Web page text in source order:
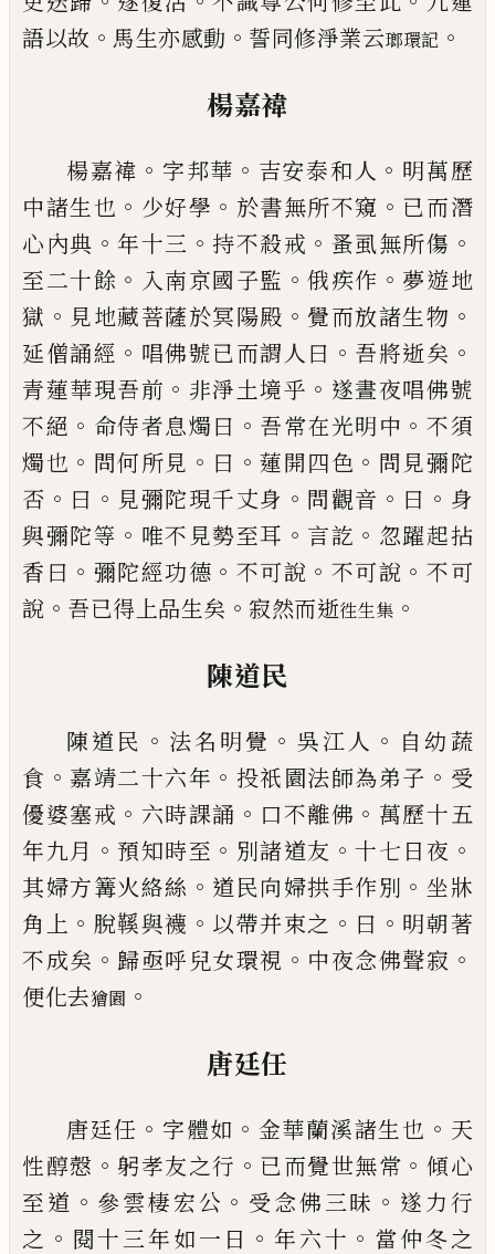
語以故 。 馬生亦感動 。 誓同修淨業云瑯環記 。
楊嘉褘
楊嘉褘 。 字邦華 。 吉安泰和人 。 明萬歷
中諸生也 。 少好學 。 於書無所不窺 。 已而潛
心內典 。 年十三 。 持不殺戒 。 蚤虱無所傷 。
至二十餘 。 入南京國子監 。俄疾作 。 夢遊地
獄 。 見地藏菩薩於冥陽殿 。 覺而放諸生物 。
延僧誦經 。 唱佛號已而謂人曰 。 吾將逝矣 。
青蓮華現吾前 。 非淨土境乎 。 遂晝夜唱佛號
不絕 。 命侍者息燭曰 。 吾常在光明中 。不須
燭也 。 問何所見 。 曰 。蓮開四色 。 問見彌陀
否 。 曰 。 見彌陀現千丈身 。 問觀音 。 曰 。 身
與彌陀等 。 唯不見勢至耳 。 言訖 。 忽躍起拈
香曰 。 彌陀經功德 。 不可說 。 不可說 。不可
說 。 吾已得上品生矣 。 寂然而逝徃生集 。
陳道民
陳道民 。 法名明覺 。 吳江人 。 自幼蔬
食 。 嘉靖二十六年 。 投祇園法師為弟子 。 受
優婆塞戒 。 六時課誦 。 口不離佛 。 萬歷十五
年九月 。預知時至 。 別諸道友 。十七日夜 。
其婦方篝火絡絲 。 道民向婦拱手作別 。 坐牀
角上 。 脫鞵與襪 。 以帶并束之 。 曰 。 明朝著
不成矣 。 歸亟呼兒女環視 。 中夜念佛聲寂 。
便化去獪園 。
唐廷任
唐廷任 。 字體如 。 金華蘭溪諸生也 。 天
性醇慤 。 躬孝友之行 。 已而覺世無常 。傾心
至道 。 參雲棲宏公 。 受念佛三昧 。 遂力行
之 。 閱十三年如一日 。 年六十 。 當仲冬之